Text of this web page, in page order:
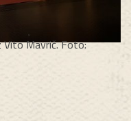
Mavrič. Foto: